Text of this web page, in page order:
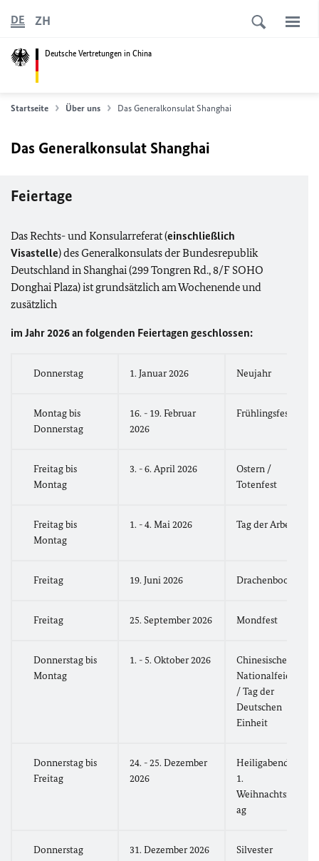
Deutsche Vertretungen in China
DE ZH
Startseite Über uns Das Generalkonsulat Shanghai
Das Generalkonsulat Shanghai
Feiertage
Das Rechts- und Konsularreferat (einschließlich
Visastelle) des Generalkonsulats der Bundesrepublik
Deutschland in Shanghai (299 Tongren Rd., 8/F SOHO
Donghai Plaza) ist grundsätzlich am Wochenende und
zusätzlich
im Jahr 2026 an folgenden Feiertagen geschlossen:
Donnerstag 1. Januar 2026 Neujahr
Montag bis
Donnerstag
16. - 19. Februar
2026
Frühlingsfest
Freitag bis
Montag
3. - 6. April 2026
Ostern /
Totenfest
Freitag bis
Montag
1. - 4. Mai 2026 Tag der Arbeit
Freitag 19. Juni 2026 Drachenbootfest
Freitag 25. September 2026 Mondfest
Donnerstag bis
Montag
1. - 5. Oktober 2026
Chinesischer
Nationalfeiertag
/ Tag der
Deutschen
Einheit
Donnerstag bis
Freitag
24. - 25. Dezember
2026
Heiligabend und
1.
Weihnachtsfeiert
ag
Donnerstag 31. Dezember 2026 Silvester